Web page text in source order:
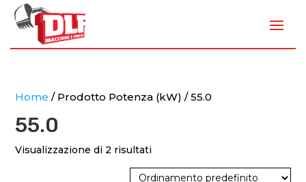
Home / Prodotto Potenza (kW) / 55.0
55.0
Visualizzazione di 2 risultati